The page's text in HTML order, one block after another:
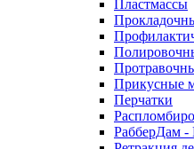
Пластмассы
Прикусные
Перчатки
РабберДам